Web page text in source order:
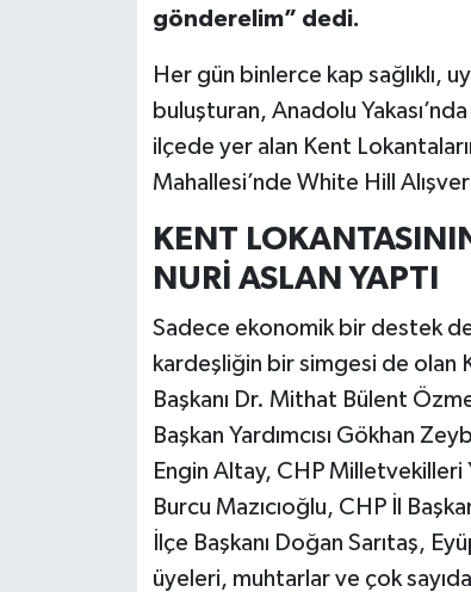
gönderelim” dedi.
Her gün binlerce kap sağlıklı,
buluşturan, Anadolu
ilçede yer alan Kent
Mahallesi’nde White Hill
KENT
NURİ ASLAN YAPTI
Sadece ekonomik bir destek
kardeşliğin bir simgesi de olan
Başkanı Dr. Mithat Bülent
Başkan Yardımcısı Gökhan
Engin Altay, CHP Milletvekilleri
Burcu Mazıcıoğlu, CHP İl
İlçe Başkanı Doğan Sarıtaş,
üyeleri, muhtarlar ve çok